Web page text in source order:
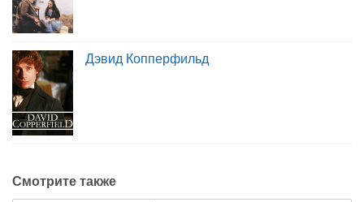
Дэвид Копперфильд
Смотрите также